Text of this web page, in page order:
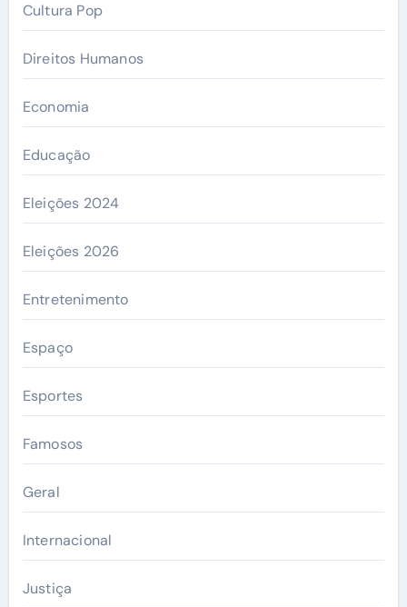
Cultura Pop
Direitos Humanos
Economia
Educação
Eleições 2024
Eleições 2026
Entretenimento
Espaço
Esportes
Famosos
Geral
Internacional
Justiça